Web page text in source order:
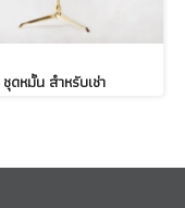
ชุดหมั้น สำหรับเช่า